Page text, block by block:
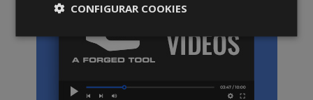
CONFIGURAR COOKIES